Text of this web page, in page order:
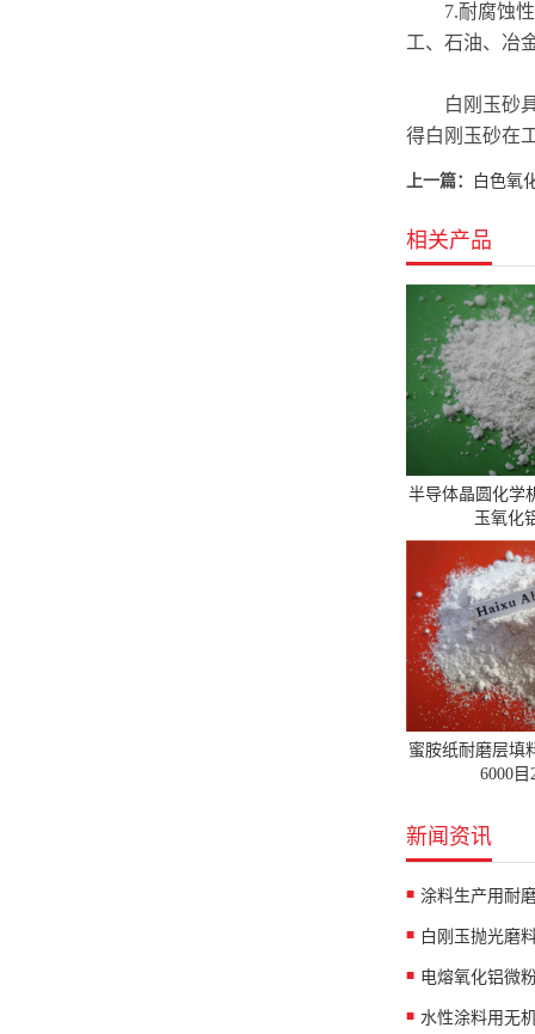
7.耐腐蚀性
工、石油、冶
白刚玉砂具
得白刚玉砂在
上一篇： 白色氧
相关产品
半导体晶圆化学
玉氧化
蜜胺纸耐磨层填
6000目
新闻资讯
涂料生产用耐
白刚玉抛光磨
水性涂料用无